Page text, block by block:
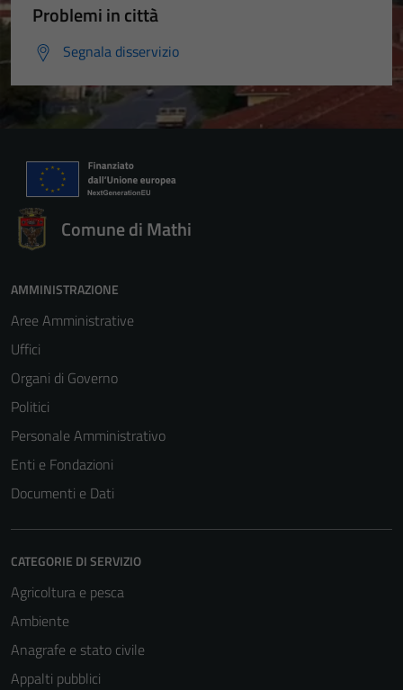
Problemi in città
Segnala disservizio
Comune di Mathi
AMMINISTRAZIONE
Aree Amministrative
Uffici
Organi di Governo
Politici
Personale Amministrativo
Enti e Fondazioni
Documenti e Dati
CATEGORIE DI SERVIZIO
Agricoltura e pesca
Ambiente
Anagrafe e stato civile
Appalti pubblici